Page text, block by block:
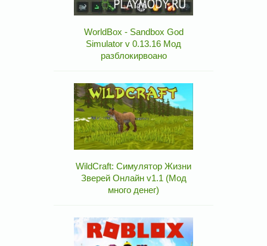
WorldBox - Sandbox God
Simulator v 0.13.16 Мод
разблокирвоано
WildCraft: Симулятор Жизни
Зверей Онлайн v1.1 (Мод
много денег)